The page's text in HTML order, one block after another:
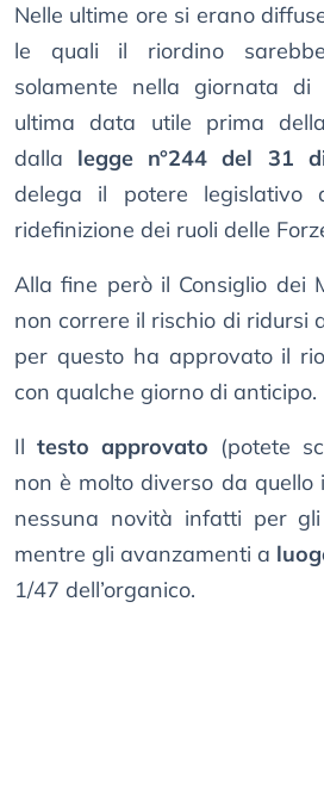
Nelle ultime ore si erano
le quali il riordino
solamente nella giornata di
ultima data utile prima
dalla legge n°244 del 31
delega il potere legislativo
ridefinizione dei ruoli delle
Alla fine però il Consiglio dei
non correre il rischio di ridursi
per questo ha approvato il
con qualche giorno di anticipo.
Il testo approvato (potete
non è molto diverso da quello
nessuna novità infatti per
mentre gli avanzamenti a
1/47 dell’organico.